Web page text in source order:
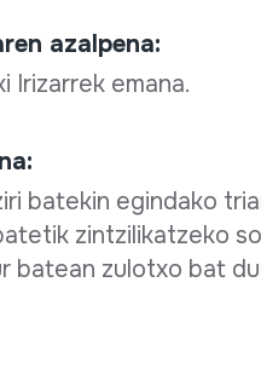
azalpena:
Irizarrek emana.
batekin egindako
zintzilikatzeko
batean zulotxo bat